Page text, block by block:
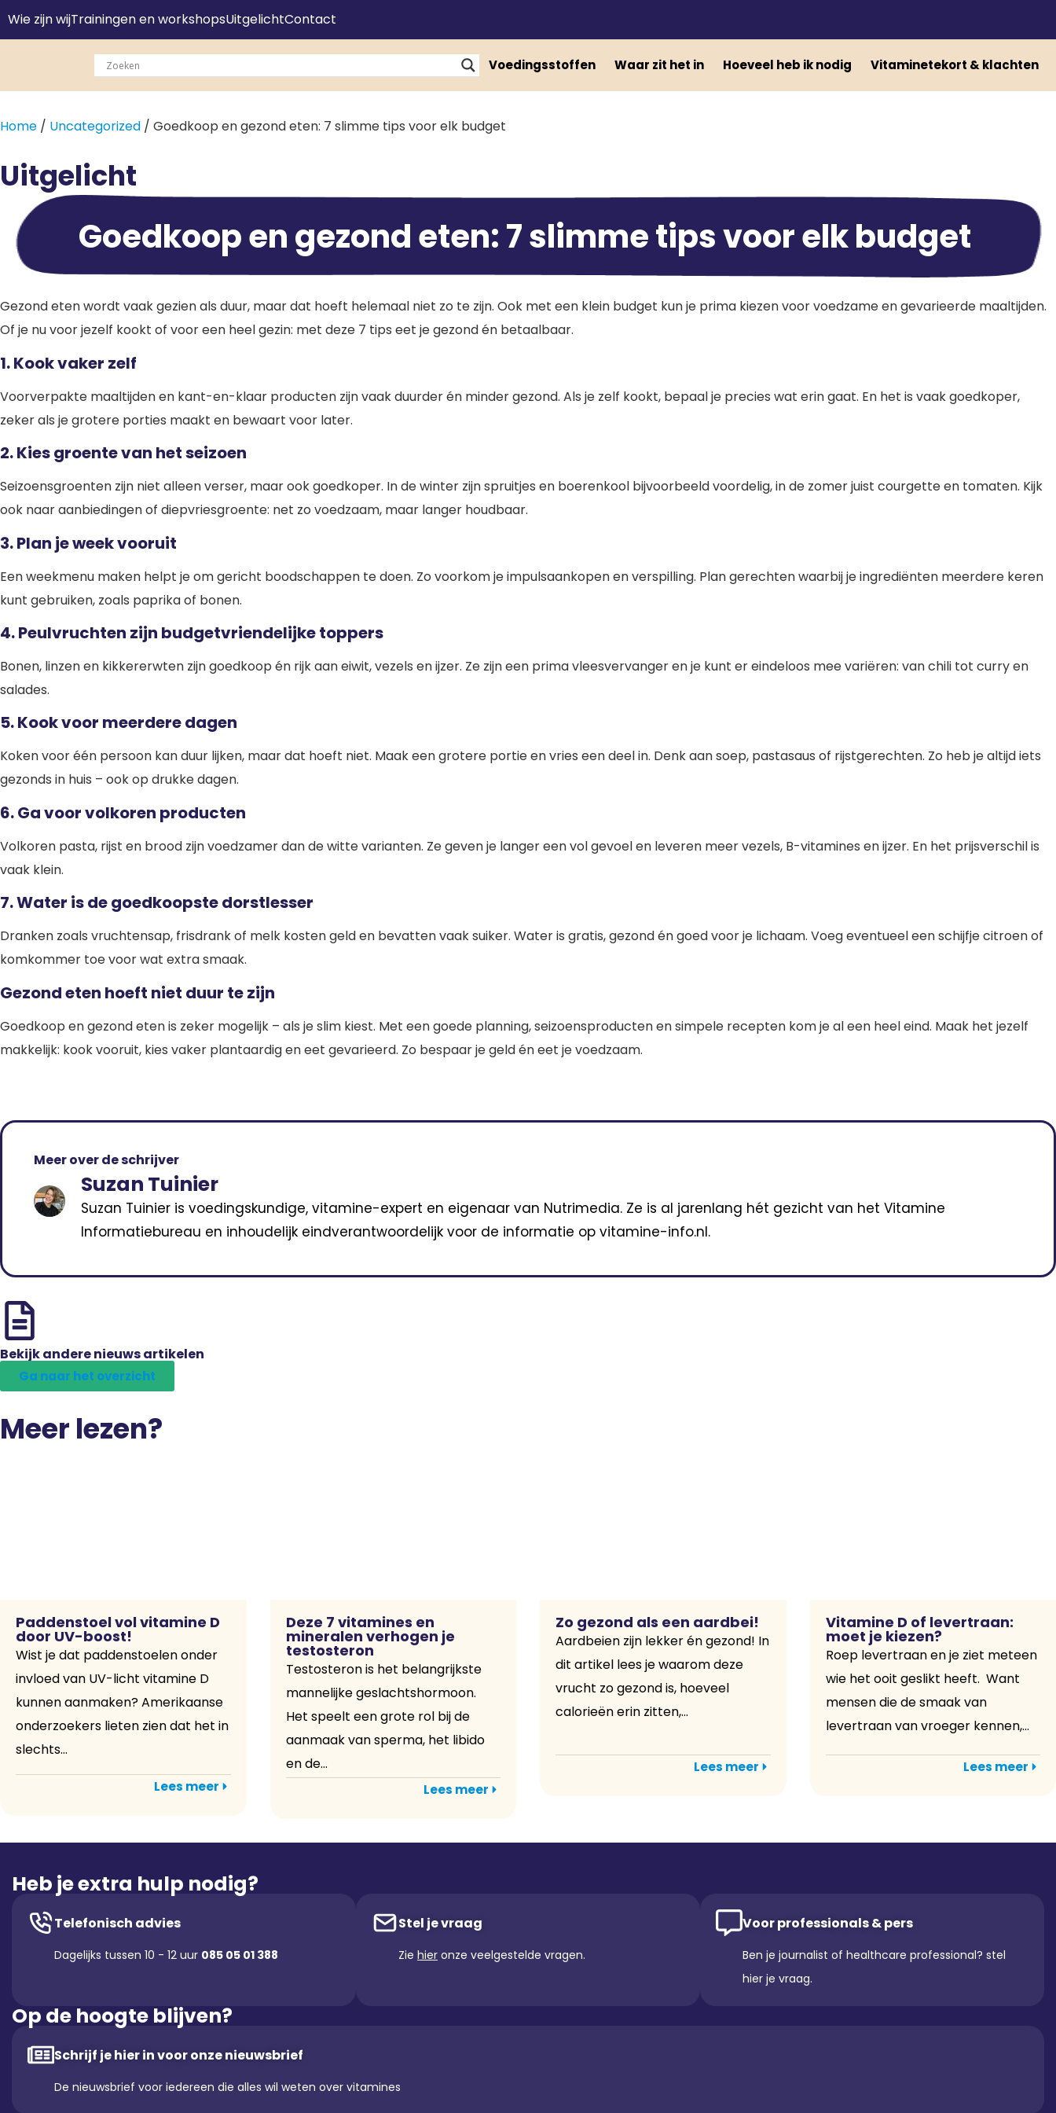
Wie zijn wijTrainingen en workshopsUitgelichtContact
Voedingsstoffen Waar zit het in Hoeveel heb ik nodig Vitaminetekort & klachten
Home / Uncategorized / Goedkoop en gezond eten: 7 slimme tips voor elk budget
Uitgelicht
Goedkoop en gezond eten: 7 slimme tips voor elk budget
Gezond eten wordt vaak gezien als duur, maar dat hoeft helemaal niet zo te zijn. Ook met een klein budget kun je prima kiezen voor voedzame en gevarieerde maaltijden.
Of je nu voor jezelf kookt of voor een heel gezin: met deze 7 tips eet je gezond én betaalbaar.
1. Kook vaker zelf
Voorverpakte maaltijden en kant-en-klaar producten zijn vaak duurder én minder gezond. Als je zelf kookt, bepaal je precies wat erin gaat. En het is vaak goedkoper,
zeker als je grotere porties maakt en bewaart voor later.
2. Kies groente van het seizoen
Seizoensgroenten zijn niet alleen verser, maar ook goedkoper. In de winter zijn spruitjes en boerenkool bijvoorbeeld voordelig, in de zomer juist courgette en tomaten. Kijk
ook naar aanbiedingen of diepvriesgroente: net zo voedzaam, maar langer houdbaar.
3. Plan je week vooruit
Een weekmenu maken helpt je om gericht boodschappen te doen. Zo voorkom je impulsaankopen en verspilling. Plan gerechten waarbij je ingrediënten meerdere keren
kunt gebruiken, zoals paprika of bonen.
4. Peulvruchten zijn budgetvriendelijke toppers
Bonen, linzen en kikkererwten zijn goedkoop én rijk aan eiwit, vezels en ijzer. Ze zijn een prima vleesvervanger en je kunt er eindeloos mee variëren: van chili tot curry en
salades.
5. Kook voor meerdere dagen
Koken voor één persoon kan duur lijken, maar dat hoeft niet. Maak een grotere portie en vries een deel in. Denk aan soep, pastasaus of rijstgerechten. Zo heb je altijd iets
gezonds in huis – ook op drukke dagen.
6. Ga voor volkoren producten
Volkoren pasta, rijst en brood zijn voedzamer dan de witte varianten. Ze geven je langer een vol gevoel en leveren meer vezels, B-vitamines en ijzer. En het prijsverschil is
vaak klein.
7. Water is de goedkoopste dorstlesser
Dranken zoals vruchtensap, frisdrank of melk kosten geld en bevatten vaak suiker. Water is gratis, gezond én goed voor je lichaam. Voeg eventueel een schijfje citroen of
komkommer toe voor wat extra smaak.
Gezond eten hoeft niet duur te zijn
Goedkoop en gezond eten is zeker mogelijk – als je slim kiest. Met een goede planning, seizoensproducten en simpele recepten kom je al een heel eind. Maak het jezelf
makkelijk: kook vooruit, kies vaker plantaardig en eet gevarieerd. Zo bespaar je geld én eet je voedzaam.
Meer over de schrijver
Suzan Tuinier
Suzan Tuinier is voedingskundige, vitamine-expert en eigenaar van Nutrimedia. Ze is al jarenlang hét gezicht van het Vitamine
Informatiebureau en inhoudelijk eindverantwoordelijk voor de informatie op vitamine-info.nl.
Bekijk andere nieuws artikelen
Ga naar het overzicht
Meer lezen?
Paddenstoel vol vitamine D
door UV-boost!
Wist je dat paddenstoelen onder
invloed van UV-licht vitamine D
kunnen aanmaken? Amerikaanse
onderzoekers lieten zien dat het in
slechts...
Lees meer
Deze 7 vitamines en
mineralen verhogen je
testosteron
Testosteron is het belangrijkste
mannelijke geslachtshormoon.
Het speelt een grote rol bij de
aanmaak van sperma, het libido
en de...
Lees meer
Zo gezond als een aardbei!
Aardbeien zijn lekker én gezond! In
dit artikel lees je waarom deze
vrucht zo gezond is, hoeveel
calorieën erin zitten,...
Lees meer
Vitamine D of levertraan:
moet je kiezen?
Roep levertraan en je ziet meteen
wie het ooit geslikt heeft. Want
mensen die de smaak van
levertraan van vroeger kennen,...
Lees meer
Heb je extra hulp nodig?
Telefonisch advies
Dagelijks tussen 10 - 12 uur 085 05 01 388
Stel je vraag
Zie hier onze veelgestelde vragen.
Voor professionals & pers
Ben je journalist of healthcare professional? stel
hier je vraag.
Op de hoogte blijven?
Schrijf je hier in voor onze nieuwsbrief
De nieuwsbrief voor iedereen die alles wil weten over vitamines